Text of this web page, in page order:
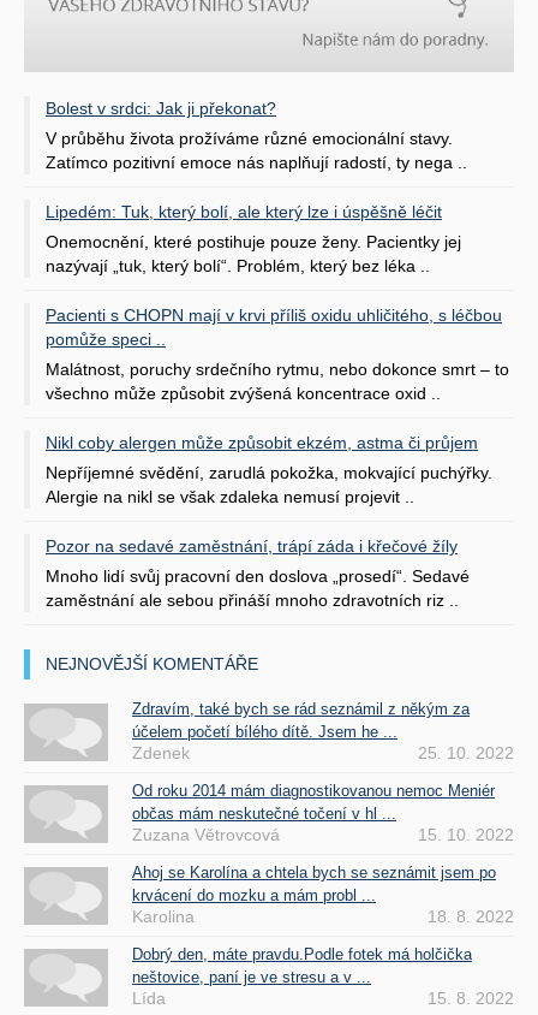
Bolest v srdci: Jak ji překonat?
V průběhu života prožíváme různé emocionální stavy.
Zatímco pozitivní emoce nás naplňují radostí, ty nega ..
Lipedém: Tuk, který bolí, ale který lze i úspěšně léčit
Onemocnění, které postihuje pouze ženy. Pacientky jej
nazývají „tuk, který bolí“. Problém, který bez léka ..
Pacienti s CHOPN mají v krvi příliš oxidu uhličitého, s léčbou
pomůže speci ..
Malátnost, poruchy srdečního rytmu, nebo dokonce smrt – to
všechno může způsobit zvýšená koncentrace oxid ..
Nikl coby alergen může způsobit ekzém, astma či průjem
Nepříjemné svědění, zarudlá pokožka, mokvající puchýřky.
Alergie na nikl se však zdaleka nemusí projevit ..
Pozor na sedavé zaměstnání, trápí záda i křečové žíly
Mnoho lidí svůj pracovní den doslova „prosedí“. Sedavé
zaměstnání ale sebou přináší mnoho zdravotních riz ..
NEJNOVĚJŠÍ KOMENTÁŘE
Zdravím, také bych se rád seznámil z někým za
účelem početí bílého dítě. Jsem he ...
Zdenek 25. 10. 2022
Od roku 2014 mám diagnostikovanou nemoc Meniér
občas mám neskutečné točení v hl ...
Zuzana Větrovcová 15. 10. 2022
Ahoj se Karolína a chtela bych se seznámit jsem po
krvácení do mozku a mám probl ...
Karolina 18. 8. 2022
Dobrý den, máte pravdu.Podle fotek má holčička
neštovice, paní je ve stresu a v ...
Lída 15. 8. 2022